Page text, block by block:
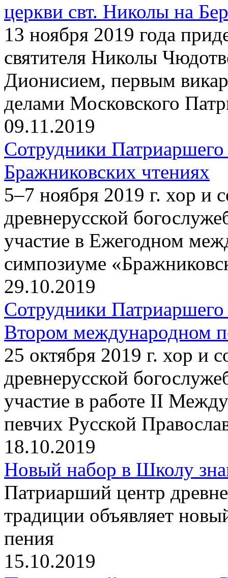
церкви свт. Николы на
13 ноября 2019 года
святителя Николы
Дионисием, первым
делами Московского
09.11.2019
Сотрудники
Бражниковских чтениях
5–7 ноября 2019 г. хор и
древнерусской
участие в Ежегодном
симпозиуме
29.10.2019
Сотрудники
Втором международном
25 октября 2019 г. хор и
древнерусской
участие в работе II
певчих Русской
18.10.2019
Новый набор в Школу
Патриарший центр
традиции объявляет
пения
15.10.2019